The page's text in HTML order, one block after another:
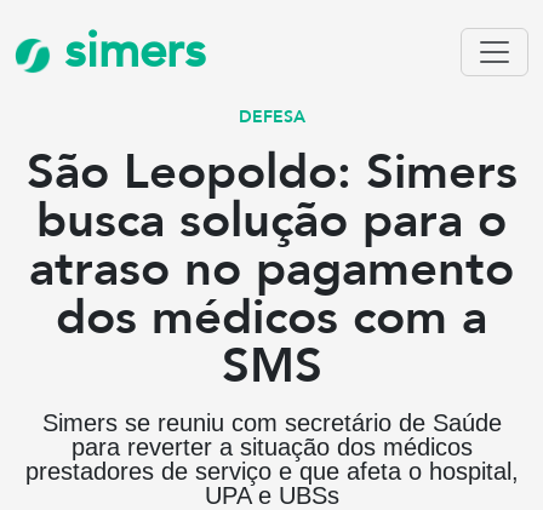
simers
DEFESA
São Leopoldo: Simers
busca solução para o
atraso no pagamento
dos médicos com a
SMS
Simers se reuniu com secretário de Saúde
para reverter a situação dos médicos
prestadores de serviço e que afeta o hospital,
UPA e UBSs